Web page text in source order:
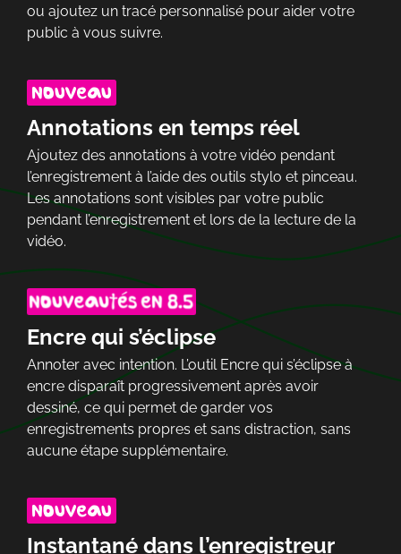
ou ajoutez un tracé personnalisé pour aider votre
public à vous suivre.
Annotations en temps réel
Ajoutez des annotations à votre vidéo pendant
l’enregistrement à l’aide des outils stylo et pinceau.
Les annotations sont visibles par votre public
pendant l’enregistrement et lors de la lecture de la
vidéo.
Encre qui s’éclipse
Annoter avec intention. L’outil Encre qui s’éclipse à
encre disparaît progressivement après avoir
dessiné, ce qui permet de garder vos
enregistrements propres et sans distraction, sans
aucune étape supplémentaire.
Instantané dans l’enregistreur